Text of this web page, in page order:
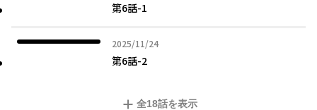
第6話-1
2025/11/24
2025年11月24日
第6話-2
全18話を表示